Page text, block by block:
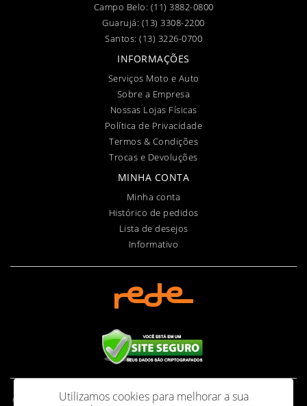
Campo Belo: (11) 3882-0800
Guarujá: (13) 3308-2200
Santos: (13) 3226-0700
INFORMAÇÕES
Serviços Moto e Auto
Sobre a Empresa
Nossas Lojas Físicas
Política de Privacidade
Termos & Condições
Trocas e Devoluções
MINHA CONTA
Minha conta
Histórico de pedidos
Lista de desejos
Informativo
Casa Fernandes de Pneus Ltda - CNPJ: 56.200.579/0001-90 - I.E.: 100.031.858.111
Utilizamos cookies para melhorar a sua